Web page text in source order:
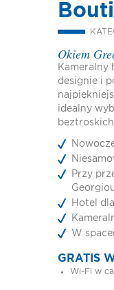
Okiem
Kameralny
designie i
idealny
Przy
Hotel
W
GRATIS
Wi-Fi w